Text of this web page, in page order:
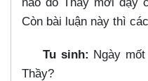
Còn bài luận này thì
Tu sinh: Ngày
Thầy?